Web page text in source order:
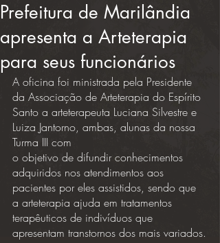
Prefeitura de Marilândia
apresenta a Arteterapia
para seus funcionários
A oficina foi ministrada pela Presidente
da Associação de Arteterapia do Espírito
Santo a arteterapeuta Luciana Silvestre e
Luiza Jantorno, ambas, alunas da nossa
Turma III com
o objetivo de difundir conhecimentos
adquiridos nos atendimentos aos
pacientes por eles assistidos, sendo que
a arteterapia ajuda em tratamentos
terapêuticos de indivíduos que
apresentam transtornos dos mais variados.